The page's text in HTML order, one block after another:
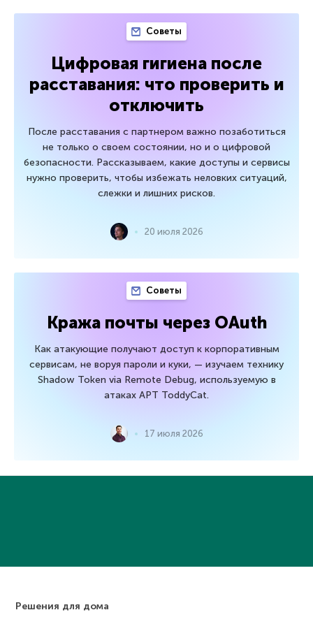
Советы
Цифровая гигиена после
расставания: что проверить и
отключить
После расставания с партнером важно позаботиться
не только о своем состоянии, но и о цифровой
безопасности. Рассказываем, какие доступы и сервисы
нужно проверить, чтобы избежать неловких ситуаций,
слежки и лишних рисков.
20 июля 2026
Советы
Кража почты через OAuth
Как атакующие получают доступ к корпоративным
сервисам, не воруя пароли и куки, — изучаем технику
Shadow Token via Remote Debug, используемую в
атаках APT ToddyCat.
17 июля 2026
Решения для дома